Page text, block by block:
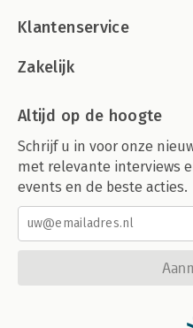
Klantenservice
Zakelijk
Altijd op de hoogte
Schrijf u in voor onze
met relevante interviews
events en de beste acties.